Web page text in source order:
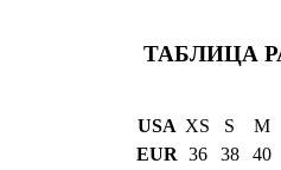
ТАБЛИЦА
USA XS S M
EUR 36 38 40